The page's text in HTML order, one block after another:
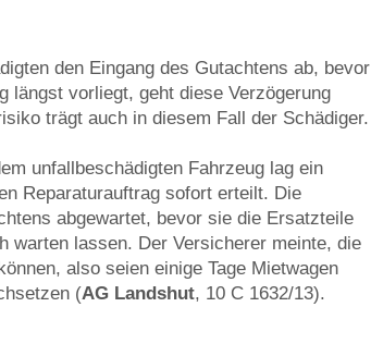
den Eingang des Gutachtens ab, bevor
längst vorliegt, geht diese Verzögerung
trägt auch in diesem Fall der Schädiger.
unfallbeschädigten Fahrzeug lag ein
Reparaturauftrag sofort erteilt. Die
abgewartet, bevor sie die Ersatzteile
warten lassen. Der Versicherer meinte, die
also seien einige Tage Mietwagen
(AG Landshut, 10 C 1632/13).